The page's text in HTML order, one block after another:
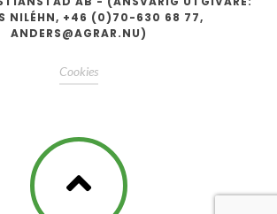
NILÉHN, +46 (0)70-630 68 77,
ANDERS@AGRAR.NU)
Cookies